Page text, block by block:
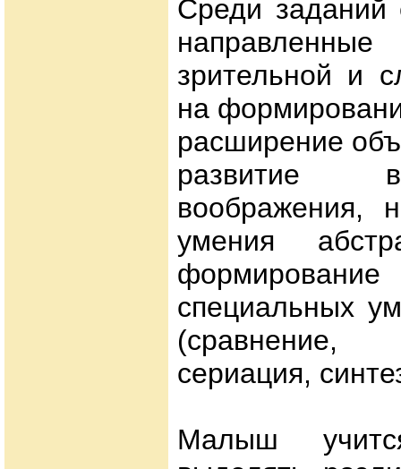
Среди заданий
зрительной и
на
расширение
развитие
воображения,
умения
специальных
сериация,
Малыш